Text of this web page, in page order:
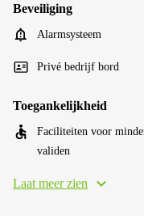
Beveiliging
Alarmsysteem
Privé bedrijf bord
Toegankelijkheid
Faciliteiten voor
validen
Laat meer zien